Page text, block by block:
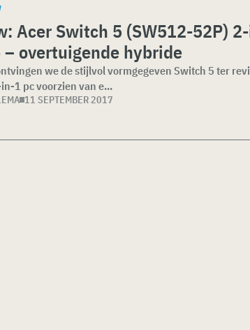
Acer Switch 5 (SW512-52P)
overtuigende hybride
we de stijlvol vormgegeven Switch 5 ter
1 pc voorzien van e...
11 SEPTEMBER 2017